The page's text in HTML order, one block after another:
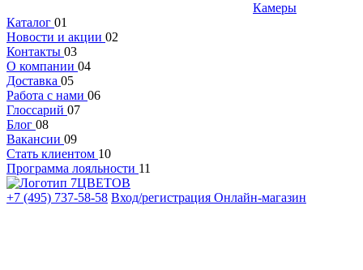
Камеры
Каталог 01
Новости и акции 02
Контакты 03
О компании 04
Доставка 05
Работа с нами 06
Глоссарий 07
Блог 08
Вакансии 09
Стать клиентом 10
Программа лояльности 11
+7 (495) 737-58-58 Вход/регистрация Онлайн-магазин